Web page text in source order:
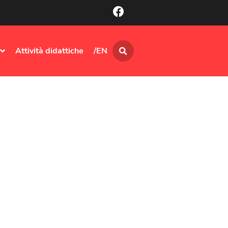
Attività didattiche /EN